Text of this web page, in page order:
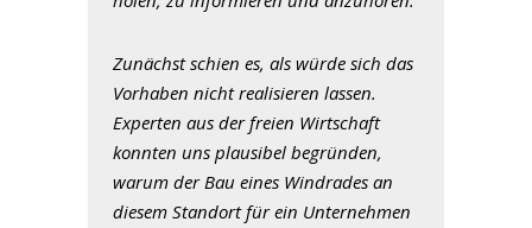
Zunächst schien es, als würde sich das
Vorhaben nicht realisieren lassen.
Experten aus der freien Wirtschaft
konnten uns plausibel begründen,
warum der Bau eines Windrades an
diesem Standort für ein Unternehmen